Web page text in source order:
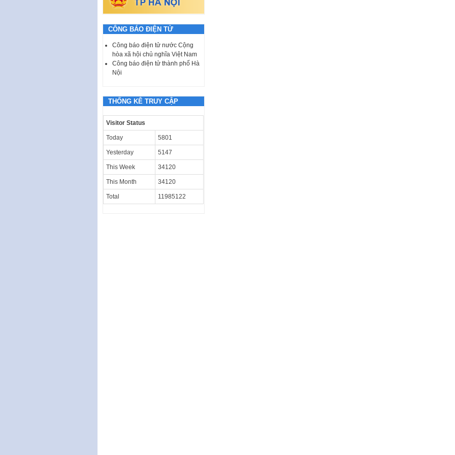
CÔNG BÁO ĐIỆN TỬ
Công báo điện tử nước Cộng
hòa xã hội chủ nghĩa Việt Nam
Công báo điện tử thành phố Hà
Nội
THỐNG KÊ TRUY CẬP
Visitor Status
Today 5801
Yesterday 5147
This Week 34120
This Month 34120
Total 11985122